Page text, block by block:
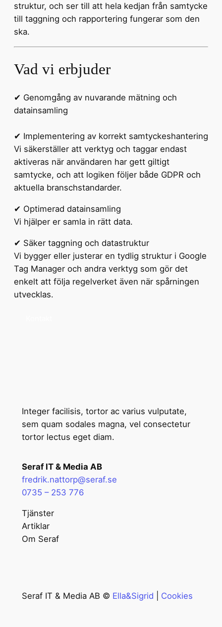
struktur, och ser till att hela kedjan från samtycke
till taggning och rapportering fungerar som den
ska.
Vad vi erbjuder
✔ Genomgång av nuvarande mätning och
datainsamling
✔ Implementering av korrekt samtyckeshantering
Vi säkerställer att verktyg och taggar endast
aktiveras när användaren har gett giltigt
samtycke, och att logiken följer både GDPR och
aktuella branschstandarder.
✔ Optimerad datainsamling
Vi hjälper er samla in rätt data.
✔ Säker taggning och datastruktur
Vi bygger eller justerar en tydlig struktur i Google
Tag Manager och andra verktyg som gör det
enkelt att följa regelverket även när spårningen
utvecklas.
Integer facilisis, tortor ac varius vulputate,
sem quam sodales magna, vel consectetur
tortor lectus eget diam.
Seraf IT & Media AB
fredrik.nattorp@seraf.se
0735 – 253 776
Tjänster
Artiklar
Om Seraf
Seraf IT & Media AB © Ella&Sigrid Cookies